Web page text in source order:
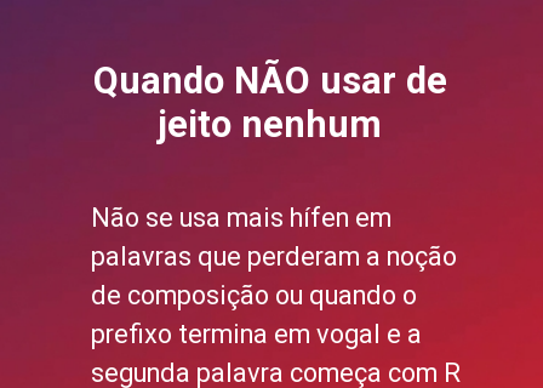
Quando NÃO usar de
jeito nenhum
Não se usa mais hífen em
palavras que perderam a noção
de composição ou quando o
prefixo termina em vogal e a
segunda palavra começa com R